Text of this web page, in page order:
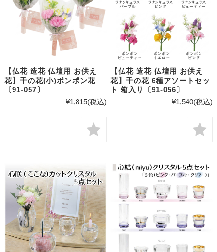
【仏花 造花 仏壇用 お供え
花】千の花(小)ポンポン花
〔91-057〕
¥1,815(税込)
【仏花 造花 仏壇用 お供え
花】千の花 6種アソートセッ
ト 箱入り〔91-056〕
¥1,540(税込)